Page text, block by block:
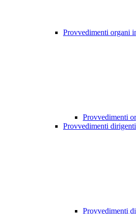
Provvedimenti organi
Provvedimenti
Provvedimenti
Provvedimenti